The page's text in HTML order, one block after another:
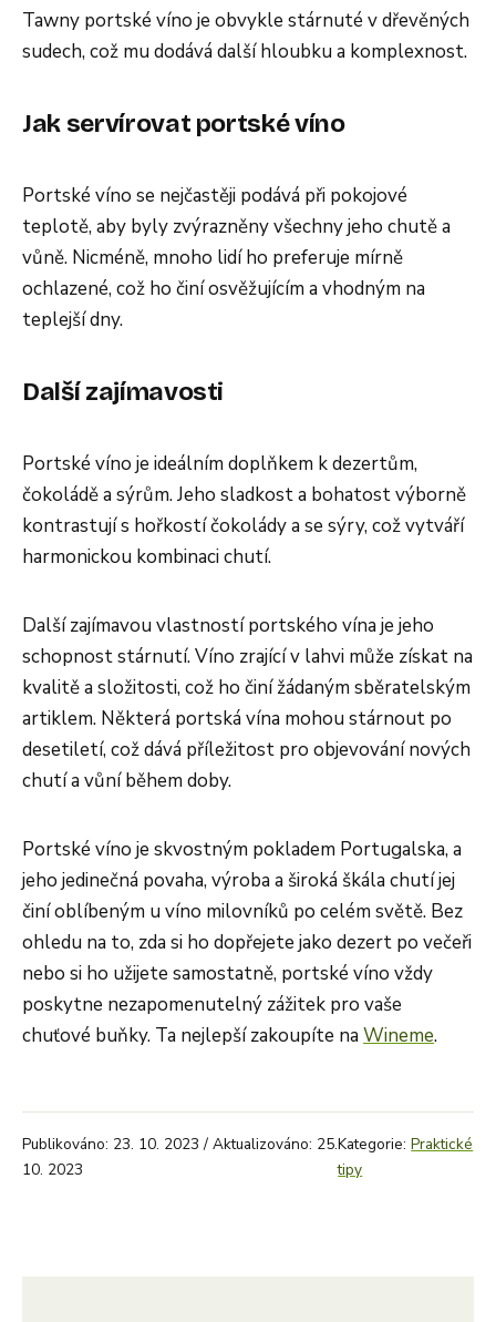
Tawny portské víno je obvykle stárnuté v dřevěných
sudech, což mu dodává další hloubku a komplexnost.
Jak servírovat portské víno
Portské víno se nejčastěji podává při pokojové
teplotě, aby byly zvýrazněny všechny jeho chutě a
vůně. Nicméně, mnoho lidí ho preferuje mírně
ochlazené, což ho činí osvěžujícím a vhodným na
teplejší dny.
Další zajímavosti
Portské víno je ideálním doplňkem k dezertům,
čokoládě a sýrům. Jeho sladkost a bohatost výborně
kontrastují s hořkostí čokolády a se sýry, což vytváří
harmonickou kombinaci chutí.
Další zajímavou vlastností portského vína je jeho
schopnost stárnutí. Víno zrající v lahvi může získat na
kvalitě a složitosti, což ho činí žádaným sběratelským
artiklem. Některá portská vína mohou stárnout po
desetiletí, což dává příležitost pro objevování nových
chutí a vůní během doby.
Portské víno je skvostným pokladem Portugalska, a
jeho jedinečná povaha, výroba a široká škála chutí jej
činí oblíbeným u víno milovníků po celém světě. Bez
ohledu na to, zda si ho dopřejete jako dezert po večeři
nebo si ho užijete samostatně, portské víno vždy
poskytne nezapomenutelný zážitek pro vaše
chuťové buňky. Ta nejlepší zakoupíte na Wineme.
Publikováno: 23. 10. 2023 / Aktualizováno: 25.
10. 2023
Kategorie:Praktické
tipy